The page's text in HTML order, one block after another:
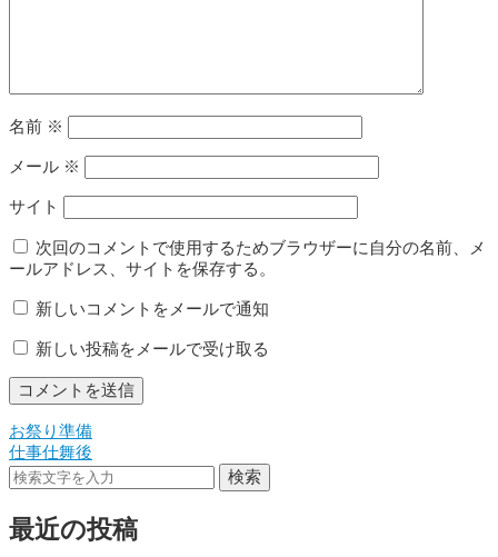
名前 ※
メール ※
サイト
次回のコメントで使用するためブラウザーに自分の名前、メ
ールアドレス、サイトを保存する。
新しいコメントをメールで通知
新しい投稿をメールで受け取る
投
稿
ビ
お祭り準備
仕事仕舞後
検索
最近の投稿